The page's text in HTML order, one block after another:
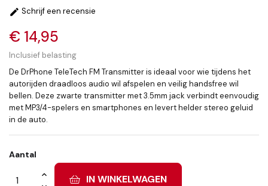
 Schrijf een recensie
€ 14,95
Inclusief belasting
De DrPhone TeleTech FM Transmitter is ideaal voor wie tijdens het
autorijden draadloos audio wil afspelen en veilig handsfree wil
bellen. Deze zwarte transmitter met 3.5mm jack verbindt eenvoudig
met MP3/4-spelers en smartphones en levert helder stereo geluid
in de auto.
Aantal
IN WINKELWAGEN